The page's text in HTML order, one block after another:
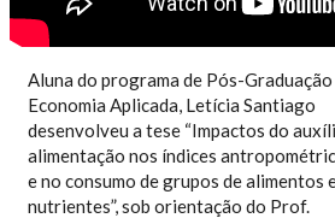
Aluna do programa de Pós-Graduação
Economia Aplicada, Letícia Santiago
desenvolveu a tese “Impactos do
alimentação nos índices
e no consumo de grupos de alimentos
nutrientes”, sob orientação do Prof.